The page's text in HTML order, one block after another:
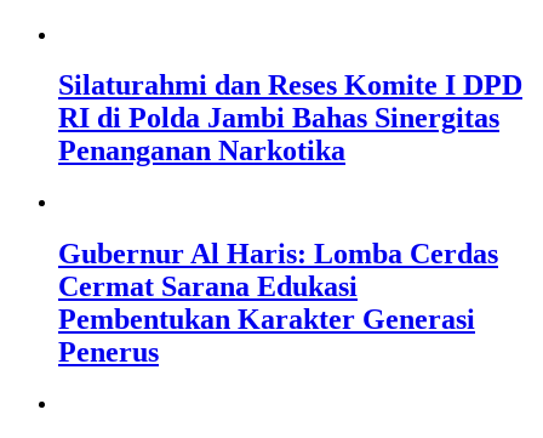
Silaturahmi dan Reses Komite I DPD
RI di Polda Jambi Bahas Sinergitas
Penanganan Narkotika
Gubernur Al Haris: Lomba Cerdas
Cermat Sarana Edukasi
Pembentukan Karakter Generasi
Penerus